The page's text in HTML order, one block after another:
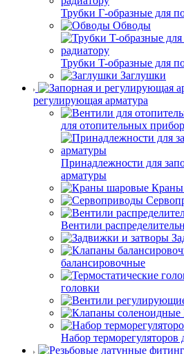
Трубки Г-образные для
Обводы
Трубки T-образные для
Заглушки
регулирующая арматура
для отопительных
Принадлежности для
арматуры
Вентили
балансировочные
головки
Набор терморегуляторов